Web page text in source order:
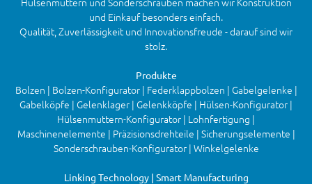
und Einkauf besonders einfach.
Qualität, Zuverlässigkeit und Innovationsfreude - darauf sind wir
stolz.
Produkte
Bolzen | Bolzen-Konfigurator | Federklappbolzen | Gabelgelenke |
Gabelköpfe | Gelenklager | Gelenkköpfe | Hülsen-Konfigurator |
Hülsenmuttern-Konfigurator | Lohnfertigung |
Maschinenelemente | Präzisionsdrehteile | Sicherungselemente |
Sonderschrauben-Konfigurator | Winkelgelenke
Linking Technology | Smart Manufacturing